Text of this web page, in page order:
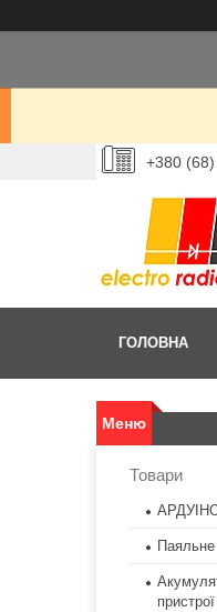
+380
ГОЛОВНА
Товари
Паяльне
пристрої